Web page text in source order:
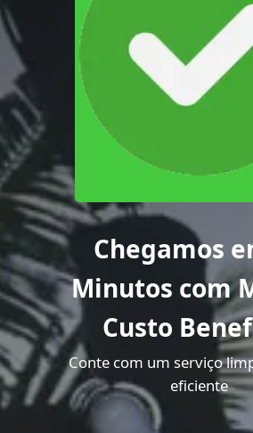
Chegamos
Minutos com
Custo
Conte com um serviço
eficiente